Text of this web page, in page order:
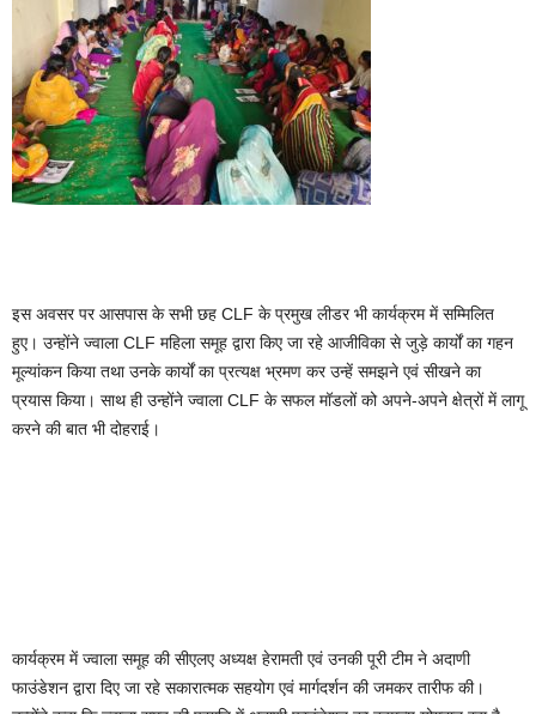
इस अवसर पर आसपास के सभी छह CLF के प्रमुख लीडर भी कार्यक्रम में सम्मिलित
हुए। उन्होंने ज्वाला CLF महिला समूह द्वारा किए जा रहे आजीविका से जुड़े कार्यों का गहन
मूल्यांकन किया तथा उनके कार्यों का प्रत्यक्ष भ्रमण कर उन्हें समझने एवं सीखने का
प्रयास किया। साथ ही उन्होंने ज्वाला CLF के सफल मॉडलों को अपने-अपने क्षेत्रों में लागू
करने की बात भी दोहराई।
कार्यक्रम में ज्वाला समूह की सीएलए अध्यक्ष हेरामती एवं उनकी पूरी टीम ने अदाणी
फाउंडेशन द्वारा दिए जा रहे सकारात्मक सहयोग एवं मार्गदर्शन की जमकर तारीफ की।